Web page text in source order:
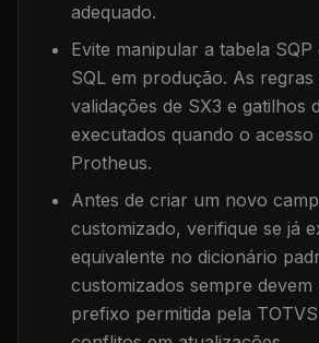
adequado.
Evite manipular a tabela SQP
SQL em produção. As regras
validações de SX3 e gatilhos
executados quando o
Protheus.
Antes de criar um novo
customizado, verifique se já
equivalente no dicionário
customizados sempre devem
prefixo permitida pela